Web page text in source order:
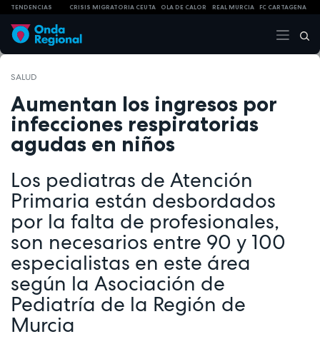
TENDENCIAS CRISIS MIGRATORIA CEUTA OLA DE CALOR REAL MURCIA FC CARTAGENA
SALUD
Aumentan los ingresos por
infecciones respiratorias
agudas en niños
Los pediatras de Atención
Primaria están desbordados
por la falta de profesionales,
son necesarios entre 90 y 100
especialistas en este área
según la Asociación de
Pediatría de la Región de
Murcia